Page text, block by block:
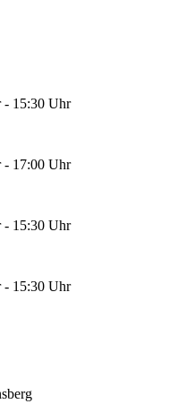
- 15:30 Uhr
- 17:00 Uhr
- 15:30 Uhr
- 15:30 Uhr